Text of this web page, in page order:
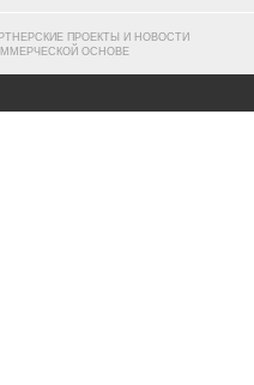
ПРОЕКТЫ И НОВОСТИ
ОСНОВЕ